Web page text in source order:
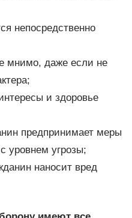
непосредственно
мнимо, даже если не
и здоровье
предпринимает меры
уровнем угрозы;
наносит вред